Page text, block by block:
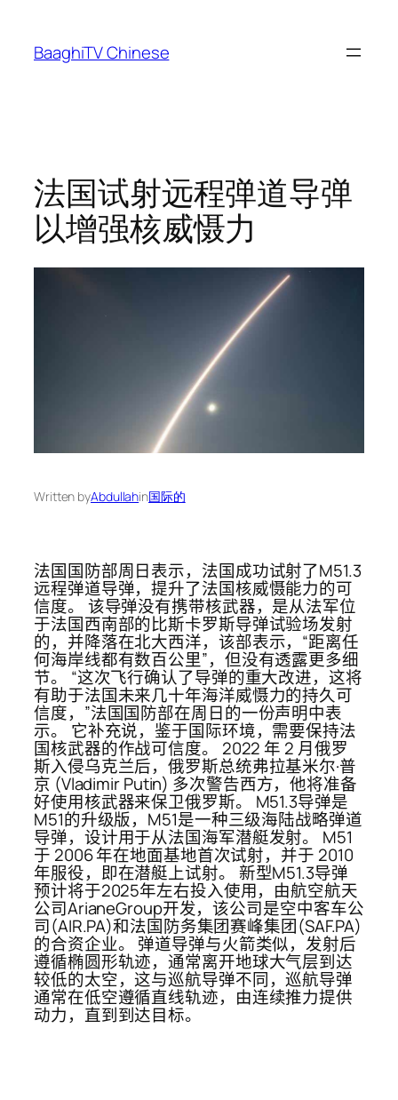
content
BaaghiTV Chinese
法国试射远程弹道导弹
以增强核威慑力
Written byAbdullahin国际的
法国国防部周日表示，法国成功试射了M51.3
远程弹道导弹，提升了法国核威慑能力的可
信度。 该导弹没有携带核武器，是从法军位
于法国西南部的比斯卡罗斯导弹试验场发射
的，并降落在北大西洋，该部表示，“距离任
何海岸线都有数百公里”，但没有透露更多细
节。 “这次飞行确认了导弹的重大改进，这将
有助于法国未来几十年海洋威慑力的持久可
信度，”法国国防部在周日的一份声明中表
示。 它补充说，鉴于国际环境，需要保持法
国核武器的作战可信度。 2022 年 2 月俄罗
斯入侵乌克兰后，俄罗斯总统弗拉基米尔·普
京 (Vladimir Putin) 多次警告西方，他将准备
好使用核武器来保卫俄罗斯。 M51.3导弹是
M51的升级版，M51是一种三级海陆战略弹道
导弹，设计用于从法国海军潜艇发射。 M51
于 2006 年在地面基地首次试射，并于 2010
年服役，即在潜艇上试射。 新型M51.3导弹
预计将于2025年左右投入使用，由航空航天
公司ArianeGroup开发，该公司是空中客车公
司(AIR.PA)和法国防务集团赛峰集团(SAF.PA)
的合资企业。 弹道导弹与火箭类似，发射后
遵循椭圆形轨迹，通常离开地球大气层到达
较低的太空，这与巡航导弹不同，巡航导弹
通常在低空遵循直线轨迹，由连续推力提供
动力，直到到达目标。